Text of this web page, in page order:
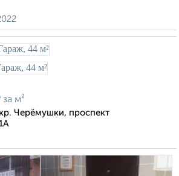
за м²
Черёмушки, проспект